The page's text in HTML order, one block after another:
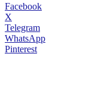
Facebook
X
Telegram
WhatsApp
Pinterest